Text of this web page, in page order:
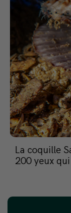
La coquille
200 yeux